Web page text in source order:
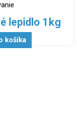
lepidlo 1kg
košíka